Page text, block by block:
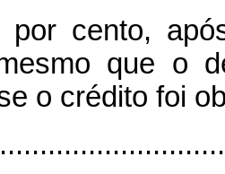
por cento,
que o
o crédito foi